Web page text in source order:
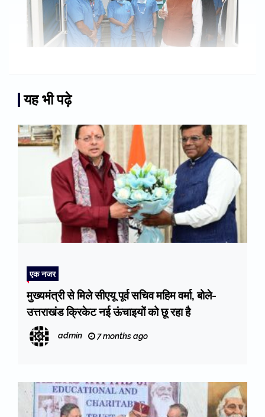
यह भी पढ़े
एक नजर
मुख्यमंत्री से मिले सीएयू पूर्व सचिव महिम वर्मा, बोले-
उत्तराखंड क्रिकेट नई ऊंचाइयों को छू रहा है
admin 7 months ago